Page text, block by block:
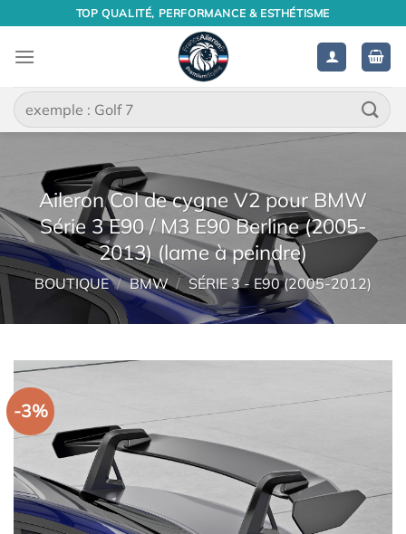
contenu
TOP QUALITÉ, PERFORMANCE & ESTHÉTISME
Recherche
pour :
Aileron Col de cygne V2 pour BMW
Série 3 E90 / M3 E90 Berline (2005-
2013) (lame à peindre)
BOUTIQUE / BMW / SÉRIE 3 - E90 (2005-2012)
-3%